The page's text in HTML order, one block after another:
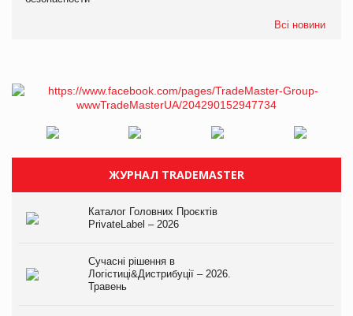
Всі новини
ЖУРНАЛ TRADEMASTER
Каталог Головних Проєктів
PrivateLabel – 2026
Сучасні рішення в
Логістиці&Дистрибуції – 2026.
Травень